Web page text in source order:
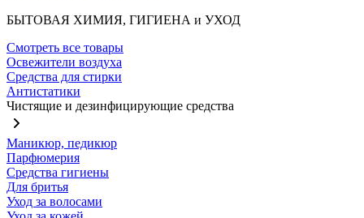
БЫТОВАЯ ХИМИЯ, ГИГИЕНА и УХОД
Смотреть все товары
Освежители воздуха
Средства для стирки
Антистатики
Чистящие и дезинфицирующие средства
Маникюр, педикюр
Парфюмерия
Средства гигиены
Для бритья
Уход за волосами